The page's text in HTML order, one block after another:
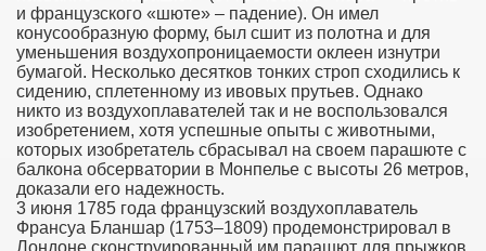
и французского «шюте» – падение). Он имел
конусообразную форму, был сшит из полотна и для
уменьшения воздухопроницаемости оклеен изнутри
бумагой. Несколько десятков тонких строп сходились к
сидению, сплетенному из ивовых прутьев. Однако
никто из воздухоплавателей так и не воспользовался
изобретением, хотя успешные опыты с животными,
которых изобретатель сбрасывал на своем парашюте с
балкона обсерватории в Монпелье с высоты 26 метров,
доказали его надежность.
3 июня 1785 года французский воздухоплаватель
Франсуа Бланшар (1753–1809) продемонстрировал в
Лондоне сконструированный им парашют для прыжков